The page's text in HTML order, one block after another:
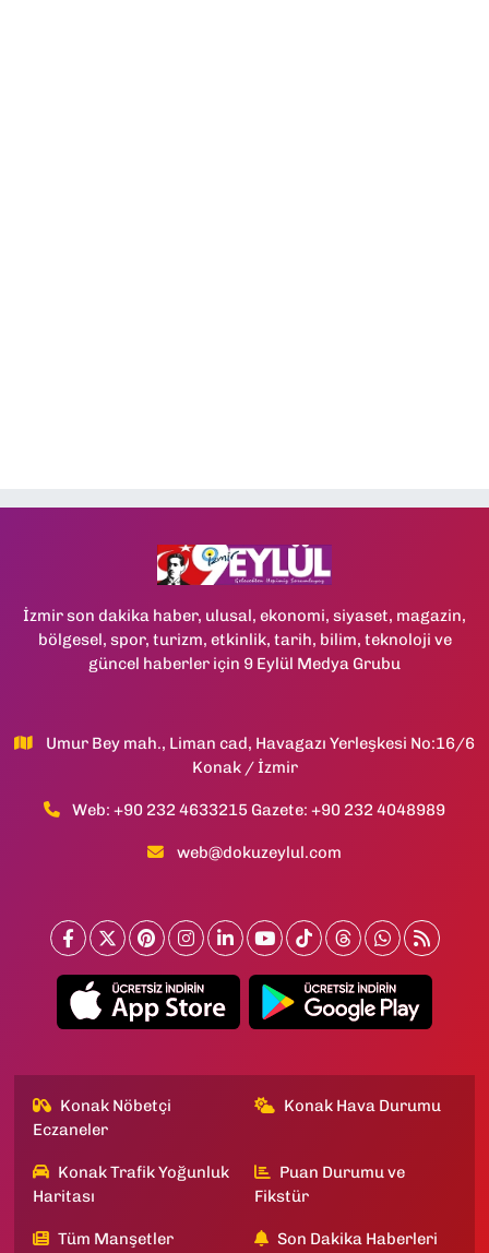
İzmir son dakika haber, ulusal, ekonomi, siyaset, magazin,
bölgesel, spor, turizm, etkinlik, tarih, bilim, teknoloji ve
güncel haberler için 9 Eylül Medya Grubu
Umur Bey mah., Liman cad, Havagazı Yerleşkesi No:16/6
Konak / İzmir
Web: +90 232 4633215 Gazete: +90 232 4048989
web@dokuzeylul.com
Konak Nöbetçi
Eczaneler
Konak Hava Durumu
Konak Trafik Yoğunluk
Haritası
Puan Durumu ve
Fikstür
Tüm Manşetler Son Dakika Haberleri